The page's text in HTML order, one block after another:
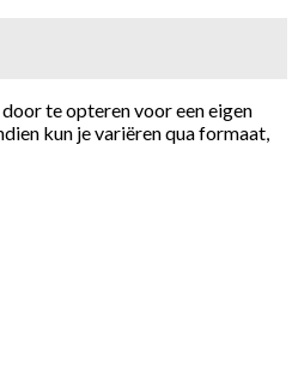
te opteren voor een eigen
kun je variëren qua formaat,